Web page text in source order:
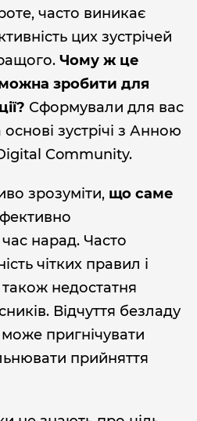
часто виникає
цих зустрічей
Чому ж це
можна зробити для
Сформували для вас
зустрічі з Анною
Community.
зрозуміти, що саме
нарад. Часто
чітких правил і
недостатня
Відчуття безладу
пригнічувати
прийняття